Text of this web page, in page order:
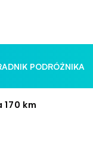
PODRÓŻNIKA
km